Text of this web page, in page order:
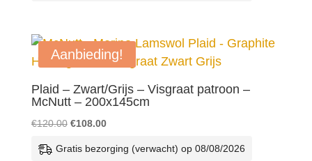
Aanbieding!
Plaid – Zwart/Grijs – Visgraat patroon –
McNutt – 200x145cm
€120.00 Oorspronkelijke
€108.00Huidige
Gratis bezorging (verwacht) op 08/08/2026